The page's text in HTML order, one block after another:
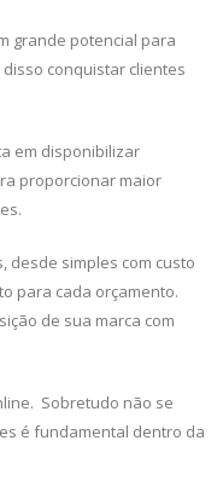
grande potencial para
conquistar clientes
em disponibilizar
proporcionar maior
desde simples com custo
para cada orçamento.
de sua marca com
Sobretudo não se
é fundamental dentro da